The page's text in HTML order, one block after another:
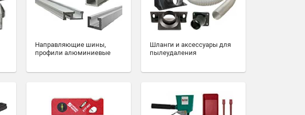
Направляющие шины,
профили алюминиевые
Шланги и аксессуары для
пылеудаления